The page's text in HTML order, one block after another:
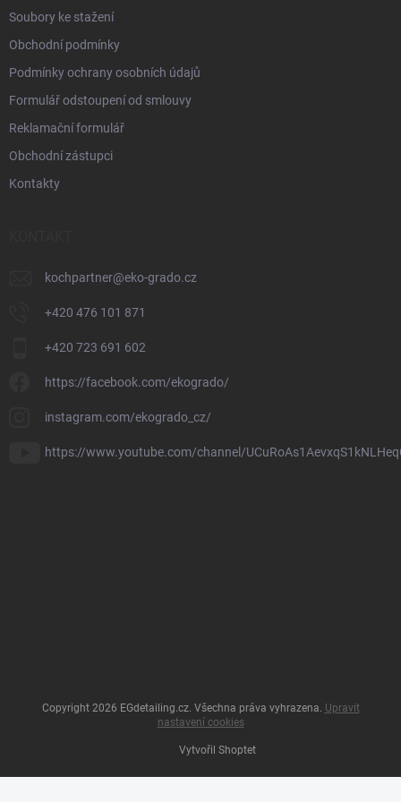
Soubory ke stažení
Obchodní podmínky
Podmínky ochrany osobních údajů
Formulář odstoupení od smlouvy
Reklamační formulář
Obchodní zástupci
Kontakty
kochpartner@eko-grado.cz
+420 476 101 871
+420 723 691 602
https://facebook.com/ekogrado/
instagram.com/ekogrado_cz/
https://www.youtube.com/channel/
Vytvořil Shoptet
Copyright 2026 EGdetailing.cz. Všechna práva vyhrazena. Upravit
nastavení cookies